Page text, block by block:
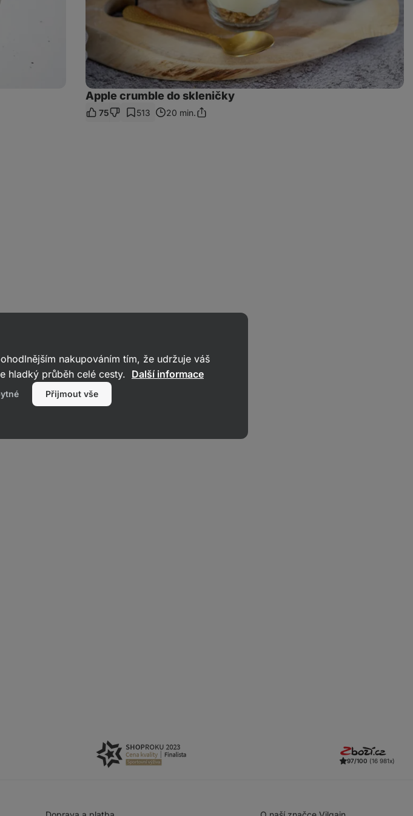
Apple crumble do skleničky
75 513 20 min.Sdílet
97/100 (16 981x)
nakupováním tím, že udržuje váš
hladký průběh celé cesty. Další informace
Přijmout vše